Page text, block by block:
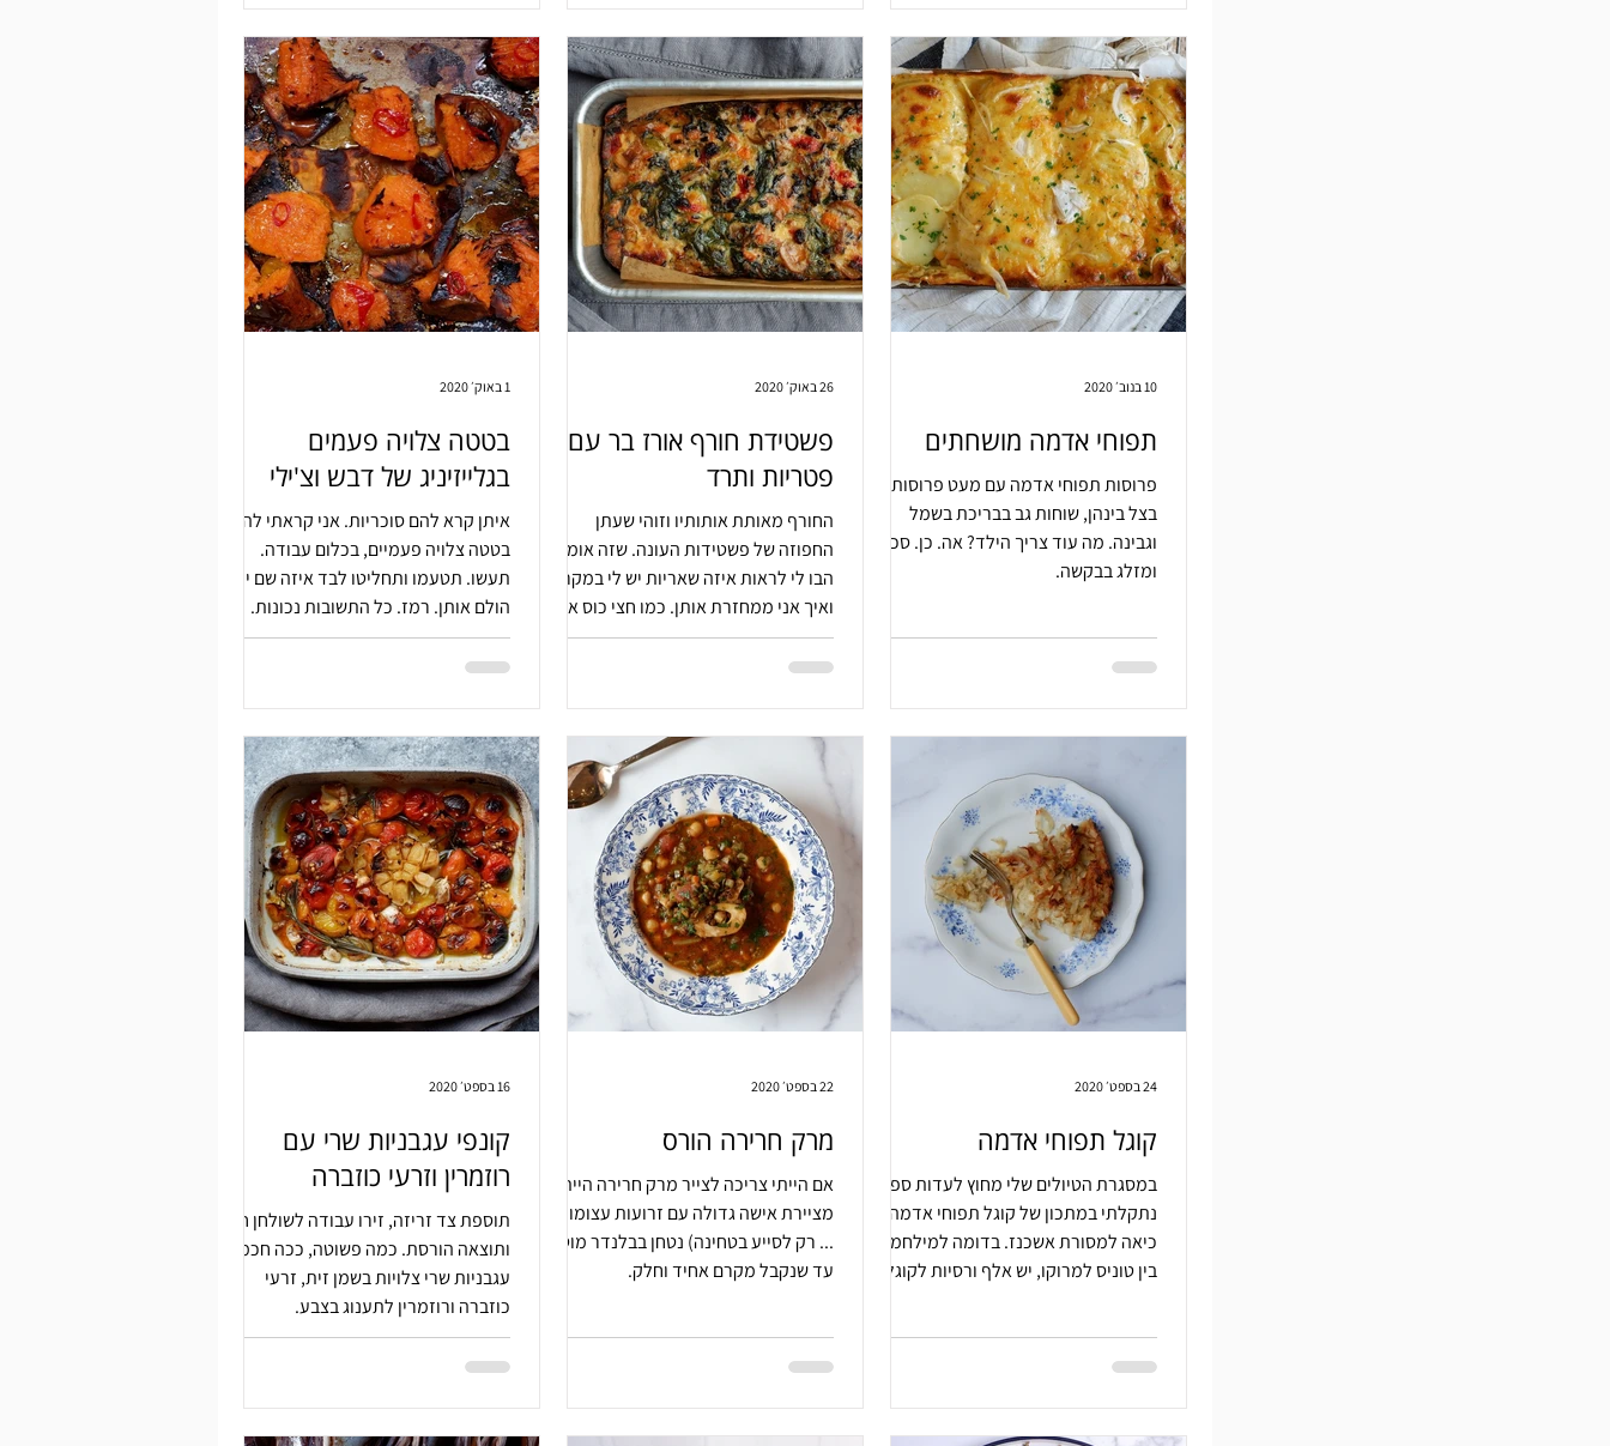
תפוחי אדמה מושחתים
פרוסות תפוחי אדמה עם מעט פרוסות
בצל בינהן, שוחות גב בבריכת בשמל
וגבינה. מה עוד צריך הילד? אה. כן. סכין
ומזלג בבקשה.
10 בנוב׳ 2020
פשטידת חורף אורז בר עם
פטריות ותרד
החורף מאותת אותותיו וזוהי שעתן
החפוזה של פשטידות העונה. שזה אומר
הבו לי לראות איזה שאריות יש לי במקרר
ואיך אני ממחזרת אותן. כמו חצי כוס אורז
26 באוק׳ 2020
בטטה צלויה פעמים
בגלייזיניג של דבש וצ'ילי
איתן קרא להם סוכריות. אני קראתי להן
בטטה צלויה פעמיים, בכלום עבודה.
תעשו. תטעמו ותחליטו לבד איזה שם יותר
הולם אותן. רמז. כל התשובות נכונות.
1 באוק׳ 2020
קוגל תפוחי אדמה
במסגרת הטיולים שלי מחוץ לעדות ספרד,
נתקלתי במתכון של קוגל תפוחי אדמה,
כיאה למסורת אשכנז. בדומה למילחמה
בין טוניס למרוקו, יש אלף ורסיות לקוגל
24 בספט׳ 2020
מרק חרירה הורס
אם הייתי צריכה לצייר מרק חרירה הייתי
מציירת אישה גדולה עם זרועות עצומות,
... רק לסייע בטחינה) נטחן בבלנדר מוט
עד שנקבל מקרם אחיד וחלק.
22 בספט׳ 2020
קונפי עגבניות שרי עם
רוזמרין וזרעי כוזברה
תוספת צד זריזה, זירו עבודה לשולחן חג
ותוצאה הורסת. כמה פשוטה, ככה חכמה.
עגבניות שרי צלויות בשמן זית, זרעי
כוזברה ורוזמרין לתענוג בצבע.
16 בספט׳ 2020